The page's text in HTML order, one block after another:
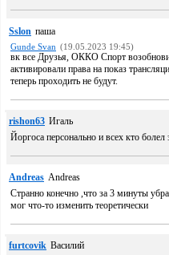
Sslon паша
Gunde Svan (19.05.2023 19:45)
вк все Друзья, ОККО Спорт
активировали права на показ
теперь проходить не будут.
rishon63 Игаль
Йоргоса персонально и всех кто
Andreas Andreas
Странно конечно ,что за 3 минуты
мог что-то изменить теоретически
furtcovik Василий